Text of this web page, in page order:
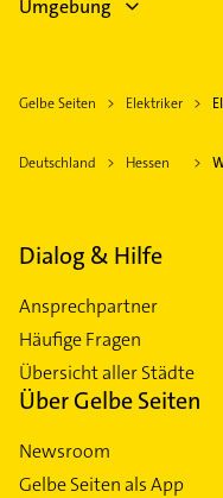
Umgebung
Gelbe Seiten Elektriker
Deutschland Hessen
Dialog & Hilfe
Ansprechpartner
Häufige Fragen
Übersicht aller Städte
Über Gelbe Seiten
Newsroom
Gelbe Seiten als App